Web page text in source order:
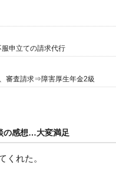
申立ての請求代行
審査請求⇒障害厚生年金2級
の感想…大変満足
くれた。